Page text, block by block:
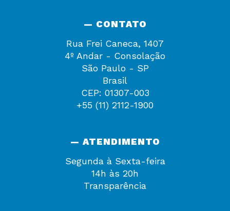
— CONTATO
Rua Frei Caneca, 1407
4º Andar - Consolação
São Paulo - SP
Brasil
CEP: 01307-003
+55 (11) 2112-1900
— ATENDIMENTO
Segunda à Sexta-feira
14h às 20h
Transparência